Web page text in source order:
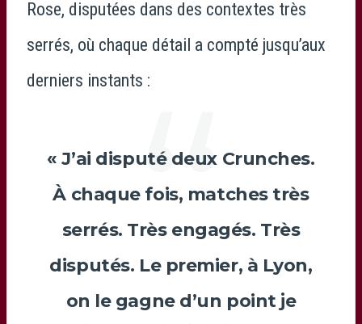
Rose, disputées dans des contextes très
serrés, où chaque détail a compté jusqu’aux
derniers instants :
« J’ai disputé deux Crunches.
À chaque fois, matches très
serrés. Très engagés. Très
disputés. Le premier, à Lyon,
on le gagne d’un point je